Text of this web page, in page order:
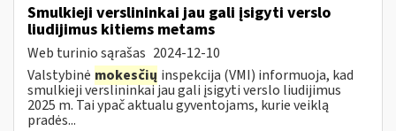
Smulkieji verslininkai jau gali įsigyti verslo
liudijimus kitiems metams
Web turinio sąrašas 2024-12-10
Valstybinė mokesčių inspekcija (VMI) informuoja, kad
smulkieji verslininkai jau gali įsigyti verslo liudijimus
2025 m. Tai ypač aktualu gyventojams, kurie veiklą
pradės...